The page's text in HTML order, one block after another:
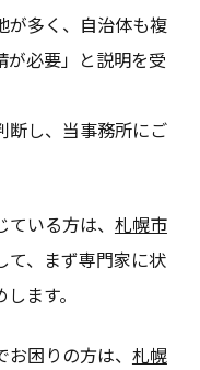
が多く、自治体も複
が必要」と説明を受
断し、当事務所にご
いる方は、 札幌市
て、まず専門家に状
ます。
困りの方は、 札幌